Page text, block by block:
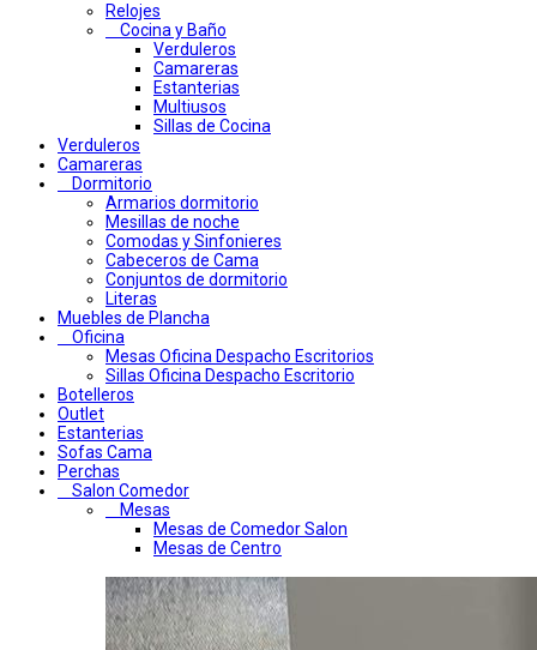
Relojes
Cocina y Baño
Verduleros
Camareras
Estanterias
Multiusos
Sillas de Cocina
Verduleros
Camareras
Dormitorio
Armarios dormitorio
Mesillas de noche
Comodas y Sinfonieres
Cabeceros de Cama
Conjuntos de dormitorio
Literas
Muebles de Plancha
Oficina
Mesas Oficina Despacho Escritorios
Sillas Oficina Despacho Escritorio
Botelleros
Outlet
Estanterias
Sofas Cama
Perchas
Salon Comedor
Mesas
Mesas de Comedor Salon
Mesas de Centro